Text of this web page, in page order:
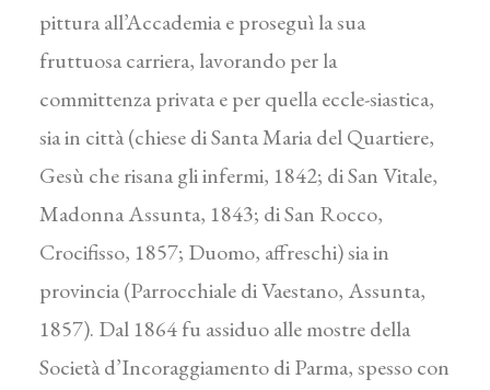
pittura all’Accademia e proseguì la sua
fruttuosa carriera, lavorando per la
committenza privata e per quella eccle-siastica,
sia in città (chiese di Santa Maria del Quartiere,
Gesù che risana gli infermi, 1842; di San Vitale,
Madonna Assunta, 1843; di San Rocco,
Crocifisso, 1857; Duomo, affreschi) sia in
provincia (Parrocchiale di Vaestano, Assunta,
1857). Dal 1864 fu assiduo alle mostre della
Società d’Incoraggiamento di Parma, spesso con